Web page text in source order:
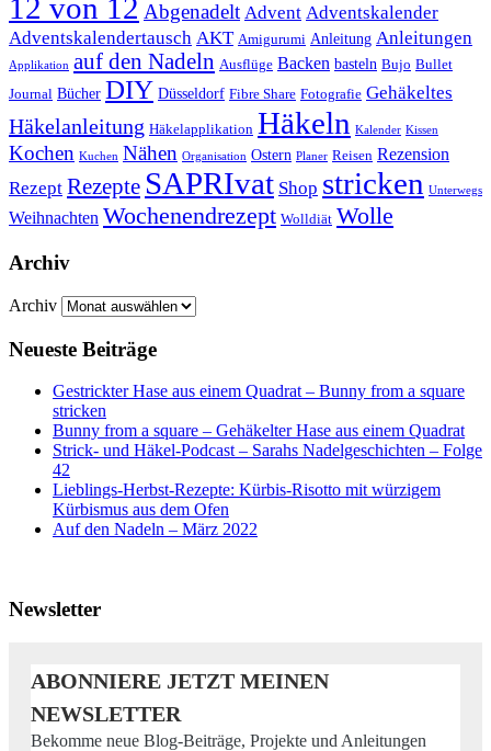
12 von 12 Abgenadelt Advent Adventskalender
Adventskalendertausch AKT Amigurumi Anleitung Anleitungen
Applikation auf den Nadeln Ausflüge Backen basteln Bujo Bullet
Journal Bücher DIY Düsseldorf Fibre Share Fotografie Gehäkeltes
Häkelanleitung Häkelapplikation Häkeln Kalender Kissen
Kochen Kuchen Nähen Organisation Ostern Planer Reisen Rezension
Rezept Rezepte SAPRIvat Shop stricken Unterwegs
Weihnachten Wochenendrezept Wolldiät Wolle
Archiv
Archiv
Neueste Beiträge
Gestrickter Hase aus einem Quadrat – Bunny from a square
stricken
Bunny from a square – Gehäkelter Hase aus einem Quadrat
Strick- und Häkel-Podcast – Sarahs Nadelgeschichten – Folge
42
Lieblings-Herbst-Rezepte: Kürbis-Risotto mit würzigem
Kürbismus aus dem Ofen
Auf den Nadeln – März 2022
Newsletter
ABONNIERE JETZT MEINEN
NEWSLETTER
Bekomme neue Blog-Beiträge, Projekte und Anleitungen